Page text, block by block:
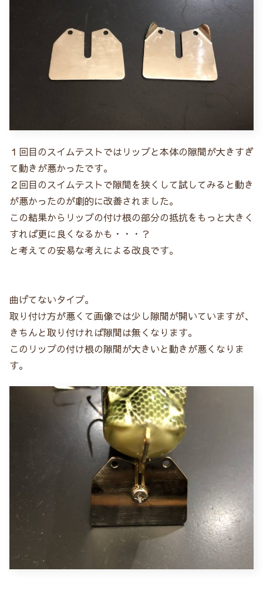
１回目のスイムテストではリップと本体の隙間が大きすぎ
て動きが悪かったです。
２回目のスイムテストで隙間を狭くして試してみると動き
が悪かったのが劇的に改善されました。
この結果からリップの付け根の部分の抵抗をもっと大きく
すれば更に良くなるかも・・・？
と考えての安易な考えによる改良です。
曲げてないタイプ。
取り付け方が悪くて画像では少し隙間が開いていますが、
きちんと取り付ければ隙間は無くなります。
このリップの付け根の隙間が大きいと動きが悪くなりま
す。